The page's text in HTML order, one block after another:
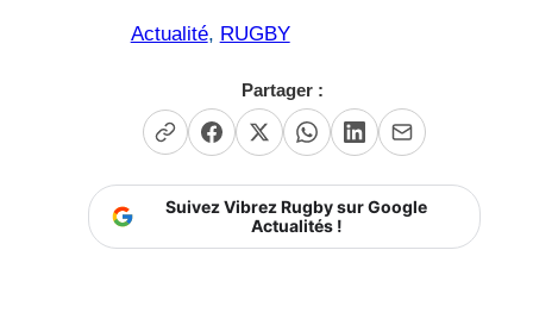
Actualité, RUGBY
Partager :
Suivez Vibrez Rugby sur Google
Actualités !